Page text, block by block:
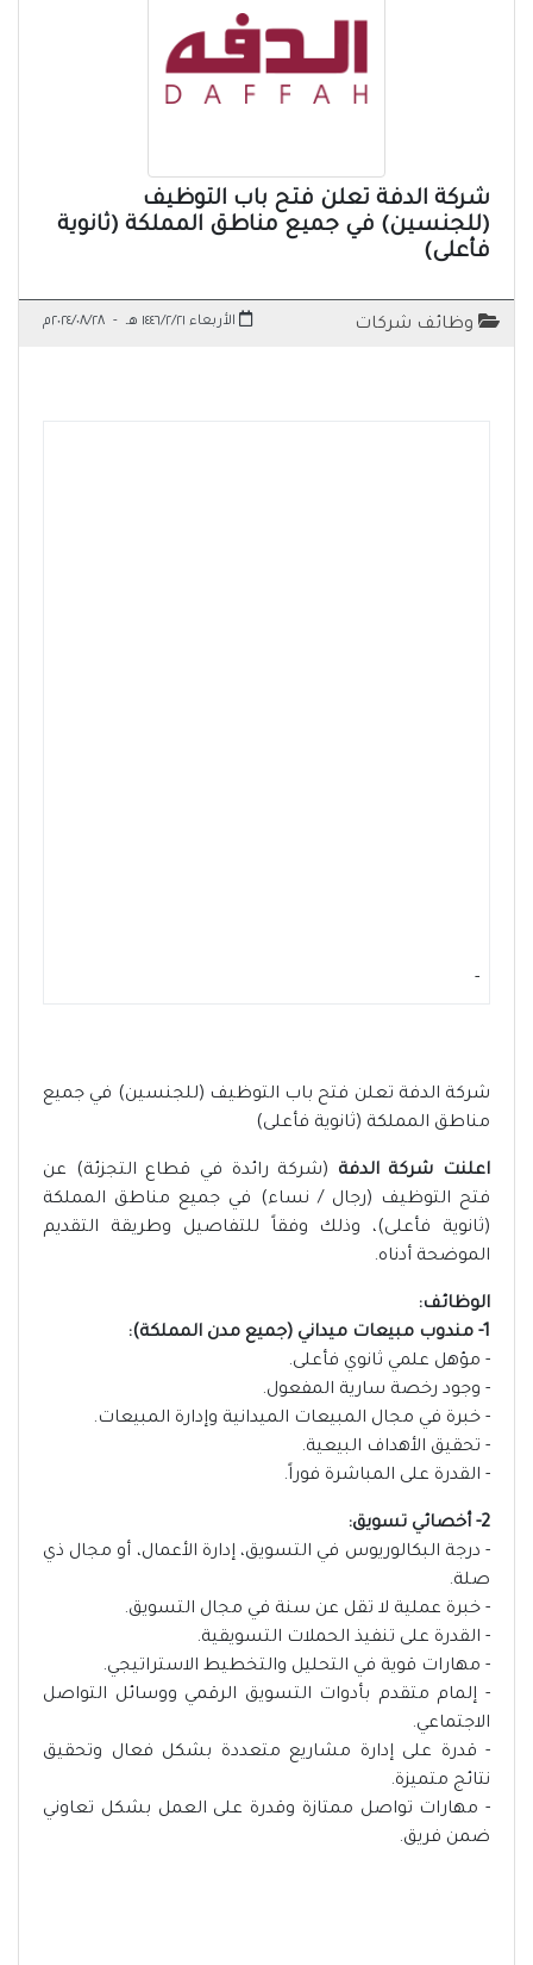
شركة الدفة تعلن فتح باب التوظيف
(للجنسين) في جميع مناطق المملكة (ثانوية
فأعلى)
وظائف شركات الأربعاء ١٤٤٦/٢/٢١ هـ - ٢٠٢٤/٠٨/٢٨م
-
شركة الدفة تعلن فتح باب التوظيف (للجنسين) في جميع
مناطق المملكة (ثانوية فأعلى)
اعلنت شركة الدفة (شركة رائدة في قطاع التجزئة) عن
فتح التوظيف (رجال / نساء) في جميع مناطق المملكة
(ثانوية فأعلى)، وذلك وفقاً للتفاصيل وطريقة التقديم
الموضحة أدناه.
الوظائف:
1- مندوب مبيعات ميداني (جميع مدن المملكة):
- مؤهل علمي ثانوي فأعلى.
- وجود رخصة سارية المفعول.
- خبرة في مجال المبيعات الميدانية وإدارة المبيعات.
- تحقيق الأهداف البيعية.
- القدرة على المباشرة فوراً.
2- أخصائي تسويق:
- درجة البكالوريوس في التسويق، إدارة الأعمال، أو مجال ذي
صلة.
- خبرة عملية لا تقل عن سنة في مجال التسويق.
- القدرة على تنفيذ الحملات التسويقية.
- مهارات قوية في التحليل والتخطيط الاستراتيجي.
- إلمام متقدم بأدوات التسويق الرقمي ووسائل التواصل
الاجتماعي.
- قدرة على إدارة مشاريع متعددة بشكل فعال وتحقيق
نتائج متميزة.
- مهارات تواصل ممتازة وقدرة على العمل بشكل تعاوني
ضمن فريق.